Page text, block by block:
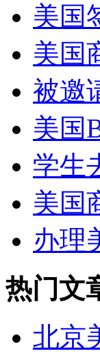
美国
美国
被邀
美国
学生
美国
办理
热门文
北京